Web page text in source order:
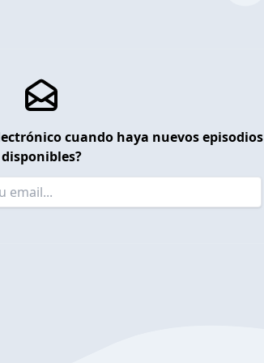
cuando haya nuevos episodios
disponibles?